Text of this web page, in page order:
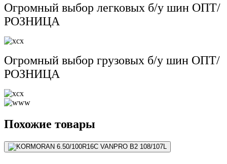
Огромный выбор легковых б/у шин ОПТ/
РОЗНИЦА
Огромный выбор грузовых б/у шин ОПТ/
РОЗНИЦА
Похожие товары